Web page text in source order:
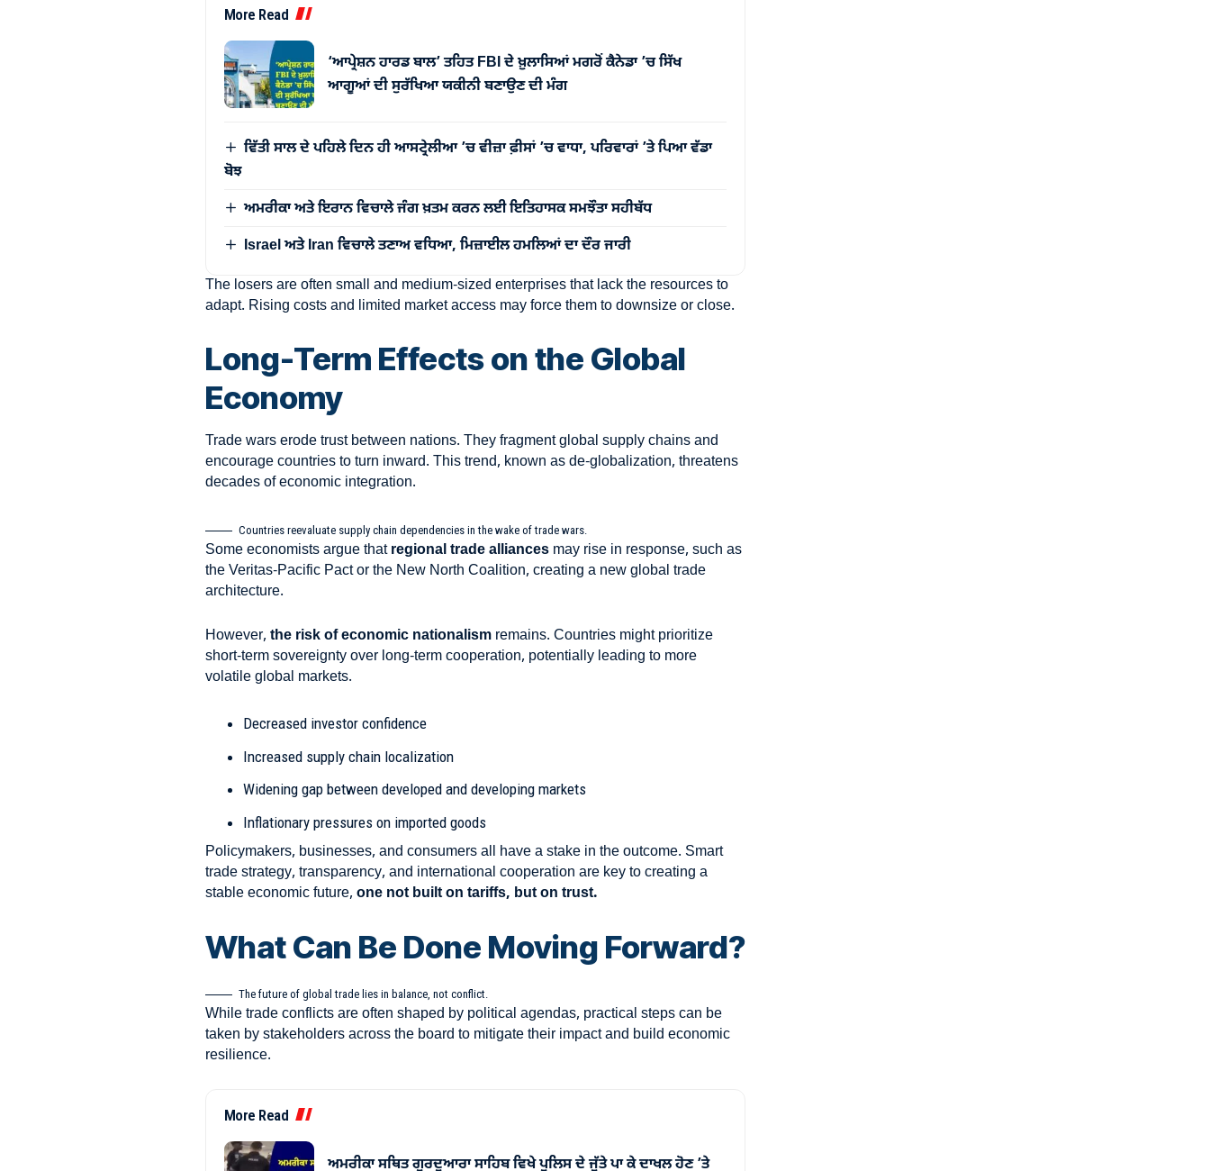
More Read
‘ਆਪ੍ਰੇਸ਼ਨ ਹਾਰਡ ਬਾਲ’ ਤਹਿਤ FBI ਦੇ ਖ਼ੁਲਾਸਿਆਂ ਮਗਰੋਂ ਕੈਨੇਡਾ ’ਚ ਸਿੱਖ
ਆਗੂਆਂ ਦੀ ਸੁਰੱਖਿਆ ਯਕੀਨੀ ਬਣਾਉਣ ਦੀ ਮੰਗ
ਵਿੱਤੀ ਸਾਲ ਦੇ ਪਹਿਲੇ ਦਿਨ ਹੀ ਆਸਟ੍ਰੇਲੀਆ ’ਚ ਵੀਜ਼ਾ ਫ਼ੀਸਾਂ ’ਚ ਵਾਧਾ, ਪਰਿਵਾਰਾਂ ’ਤੇ ਪਿਆ ਵੱਡਾ
ਬੋਝ
ਅਮਰੀਕਾ ਅਤੇ ਇਰਾਨ ਵਿਚਾਲੇ ਜੰਗ ਖ਼ਤਮ ਕਰਨ ਲਈ ਇਤਿਹਾਸਕ ਸਮਝੌਤਾ ਸਹੀਬੱਧ
Israel ਅਤੇ Iran ਵਿਚਾਲੇ ਤਣਾਅ ਵਧਿਆ, ਮਿਜ਼ਾਈਲ ਹਮਲਿਆਂ ਦਾ ਦੌਰ ਜਾਰੀ
The losers are often small and medium-sized enterprises that lack the resources to
adapt. Rising costs and limited market access may force them to downsize or close.
Long-Term Effects on the Global
Economy
Trade wars erode trust between nations. They fragment global supply chains and
encourage countries to turn inward. This trend, known as de-globalization, threatens
decades of economic integration.
Countries reevaluate supply chain dependencies in the wake of trade wars.
Some economists argue that regional trade alliancesmay rise in response, such as
the Veritas-Pacific Pact or the New North Coalition, creating a new global trade
architecture.
However, the risk of economic nationalismremains. Countries might prioritize
short-term sovereignty over long-term cooperation, potentially leading to more
volatile global markets.
Decreased investor confidence
Increased supply chain localization
Widening gap between developed and developing markets
Inflationary pressures on imported goods
Policymakers, businesses, and consumers all have a stake in the outcome. Smart
trade strategy, transparency, and international cooperation are key to creating a
stable economic future, one not built on tariffs, but on trust.
What Can Be Done Moving Forward?
The future of global trade lies in balance, not conflict.
While trade conflicts are often shaped by political agendas, practical steps can be
taken by stakeholders across the board to mitigate their impact and build economic
resilience.
More Read
ਅਮਰੀਕਾ ਸਥਿਤ ਗੁਰਦੁਆਰਾ ਸਾਹਿਬ ਵਿਖੇ ਪੁਲਿਸ ਦੇ ਜੁੱਤੇ ਪਾ ਕੇ ਦਾਖਲ ਹੋਣ ’ਤੇ